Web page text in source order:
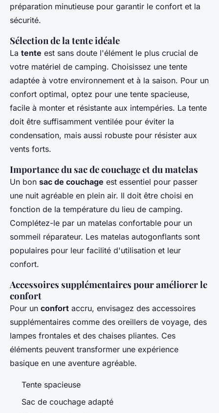
préparation minutieuse pour garantir le confort et la
sécurité.
Sélection de la tente idéale
La tente est sans doute l'élément le plus crucial de
votre matériel de camping. Choisissez une tente
adaptée à votre environnement et à la saison. Pour un
confort optimal, optez pour une tente spacieuse,
facile à monter et résistante aux intempéries. La tente
doit être suffisamment ventilée pour éviter la
condensation, mais aussi robuste pour résister aux
vents forts.
Importance du sac de couchage et du matelas
Un bon sac de couchage est essentiel pour passer
une nuit agréable en plein air. Il doit être choisi en
fonction de la température du lieu de camping.
Complétez-le par un matelas confortable pour un
sommeil réparateur. Les matelas autogonflants sont
populaires pour leur facilité d'utilisation et leur
confort.
Accessoires supplémentaires pour améliorer le
confort
Pour un confort accru, envisagez des accessoires
supplémentaires comme des oreillers de voyage, des
lampes frontales et des chaises pliantes. Ces
éléments peuvent transformer une expérience
basique en une aventure agréable.
Tente spacieuse
Sac de couchage adapté